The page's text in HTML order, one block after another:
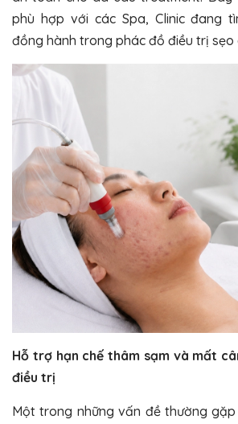
phù hợp với các Spa, Clinic đang
đồng hành trong phác đồ điều trị sẹo
Hỗ trợ hạn chế thâm sạm và mất
điều trị
Một trong những vấn đề thường